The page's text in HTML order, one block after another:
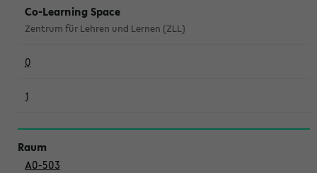
Co-Learning Space
Zentrum für Lehren und Lernen (ZLL)
0
1
A0-503